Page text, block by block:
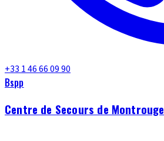
+33 1 46 66 09 90
Bspp
Centre de Secours de Montrouge